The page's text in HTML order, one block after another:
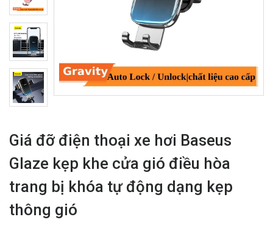
Giá đỡ điện thoại xe hơi Baseus
Glaze kẹp khe cửa gió điều hòa
trang bị khóa tự động dạng kẹp
thông gió